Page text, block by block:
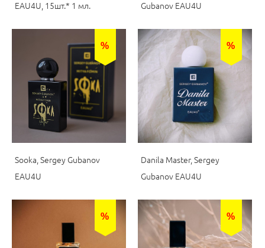
EAU4U, 15шт.* 1 мл.
Gubanov EAU4U
%
Sooka, Sergey Gubanov
EAU4U
%
Danila Master, Sergey
Gubanov EAU4U
% %